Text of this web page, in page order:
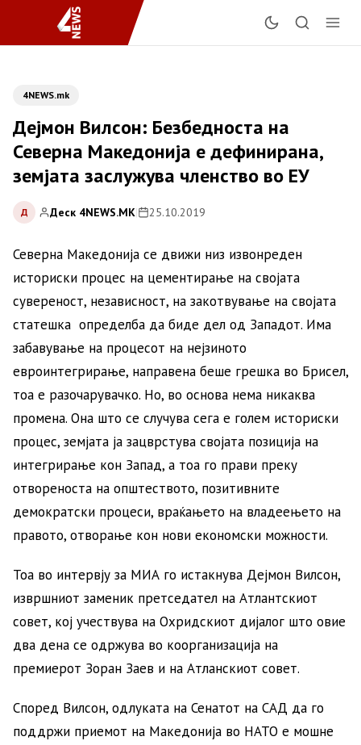
4NEWS.mk
Дејмон Вилсон: Безбедноста на
Северна Македонија е дефинирана,
земјата заслужува членство во ЕУ
Д Деск 4NEWS.MK| 25.10.2019
Северна Македонија се движи низ извонреден
историски процес на цементирање на својата
сувереност, независност, на закотвување на својата
статешка определба да биде дел од Западот. Има
забавување на процесот на нејзиното
евроинтегрирање, направена беше грешка во Брисел,
тоа е разочарувачко. Но, во основа нема никаква
промена. Она што се случува сега е голем историски
процес, земјата ја зацврстува својата позиција на
интегрирање кон Запад, а тоа го прави преку
отвореноста на општеството, позитивните
демократски процеси, враќањето на владеењето на
правото, отворање кон нови економски можности.
Тоа во интервју за МИА го истакнува Дејмон Вилсон,
извршниот заменик претседател на Атлантскиот
совет, кој учествува на Охридскиот дијалог што овие
два дена се одржува во коорганизација на
премиерот Зоран Заев и на Атланскиот совет.
Според Вилсон, одлуката на Сенатот на САД да го
поддржи приемот на Македонија во НАТО е мошне